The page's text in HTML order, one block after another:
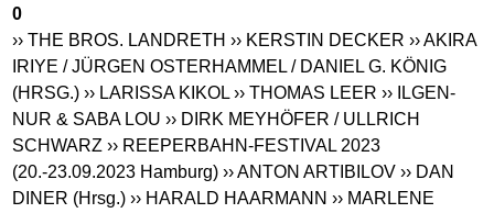
0
›› THE BROS. LANDRETH›› KERSTIN DECKER ›› AKIRA
IRIYE / JÜRGEN OSTERHAMMEL / DANIEL G. KÖNIG
(HRSG.) ›› LARISSA KIKOL ›› THOMAS LEER ›› ILGEN-
NUR & SABA LOU›› DIRK MEYHÖFER / ULLRICH
SCHWARZ ›› REEPERBAHN-FESTIVAL 2023
(20.-23.09.2023 Hamburg) ›› ANTON ARTIBILOV ›› DAN
DINER (Hrsg.) ›› HARALD HAARMANN ›› MARLENE